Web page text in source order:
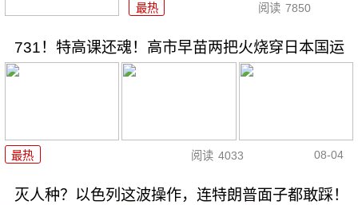
最热 阅读 7850
731！特高课还魂！高市早苗两把火烧穿日本国运
最热 阅读 4033 08-04
灭人种？以色列这波操作，连特朗普面子都敢踩！